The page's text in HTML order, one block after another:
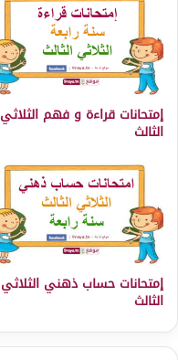
إمتحانات قراءة و فهم الثلاثي
الثالث
إمتحانات حساب ذهني الثلاثي
الثالث